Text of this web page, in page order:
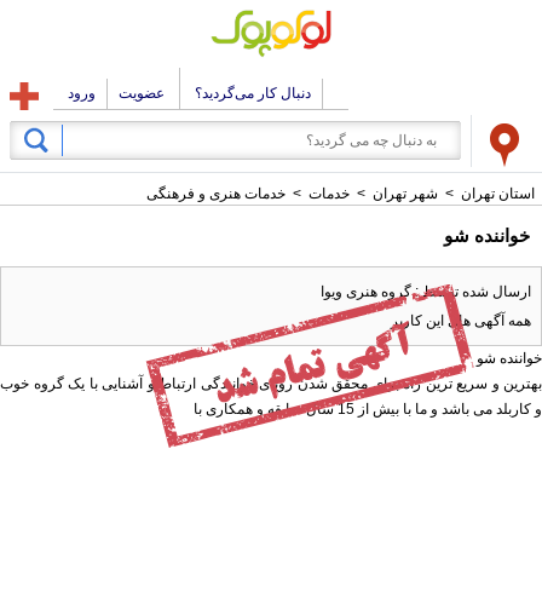
دنبال کار می‌گردید؟ عضویت ورود
استان تهران > شهر تهران > خدمات > خدمات هنری و فرهنگی
خواننده شو
ارسال شده توسط : گروه هنری ویوا
همه آگهی های این کاربر
خواننده شو
بهترین و سریع ترین راه برای محقق شدن رویای خوانندگی ارتباط و آشنایی با یک گروه خوب
و کاربلد می باشد و ما با بیش از 15 سال سابقه و همکاری با